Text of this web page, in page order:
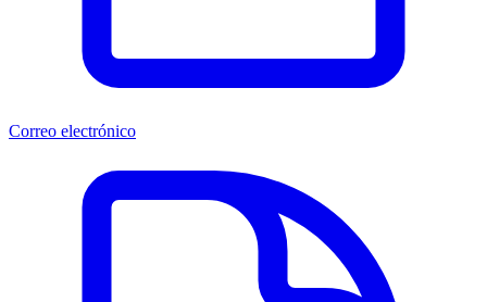
Correo electrónico